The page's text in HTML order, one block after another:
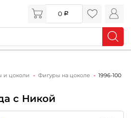
0
и цоколи Фигуры на цоколе
1996-100
с Никой